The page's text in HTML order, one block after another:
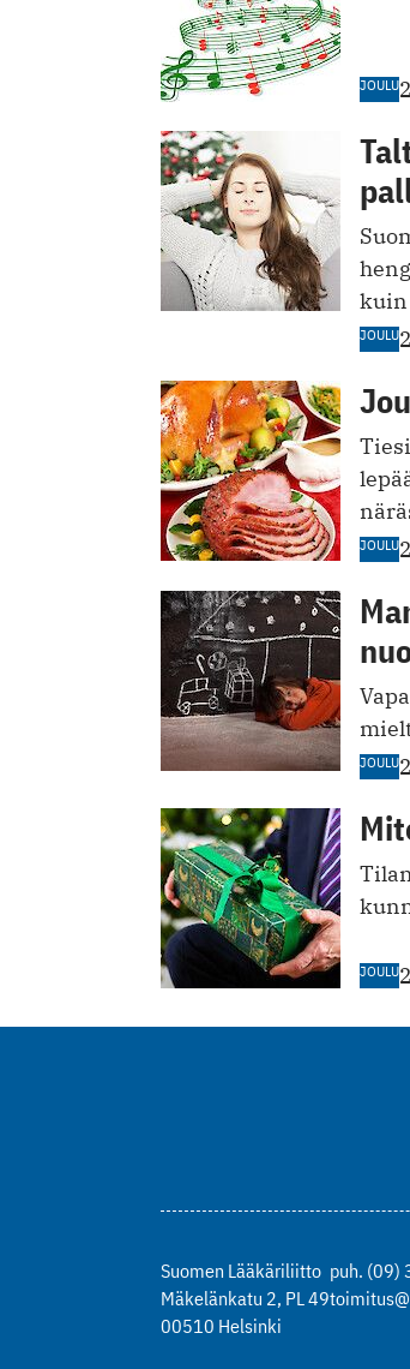
JOULU
kuin
JOULU
JOULU
JOULU
JOULU
Suomen Lääkäriliitto
Mäkelänkatu 2, PL 49
00510 Helsinki
puh. (09)